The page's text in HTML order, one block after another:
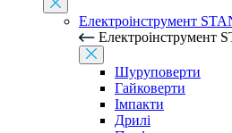
Електроінструмент
Електроінструмент
Шуруповерти
Гайковерти
Імпакти
Дрилі